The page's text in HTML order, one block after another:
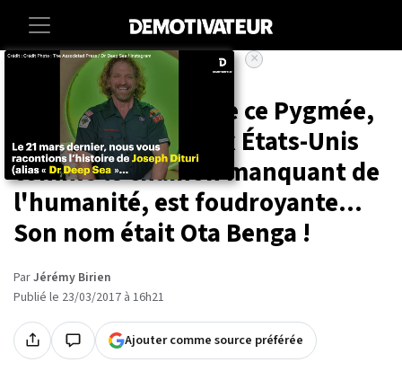
La vie incroyable de ce Pygmée,
exposé partout aux États-Unis
comme le chaînon manquant de
l'humanité, est foudroyante...
Son nom était Ota Benga !
ParJérémy Birien
Publié le 23/03/2017 à 16h21
Ajouter comme source préférée
×